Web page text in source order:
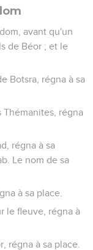
avant qu'un
de Béor ; et le
Botsra, régna à sa
Thémanites, régna
régna à sa
Le nom de sa
à sa place.
le fleuve, régna à
régna à sa place.